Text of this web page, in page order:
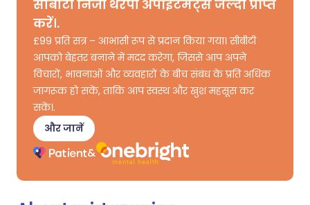
सीबीटी निजी थेरेपी अपॉइंटमेंट्स जल्दी प्राप्त
करें।.
£99 प्रति सत्र – आभासी रूप से प्रदान किया गया। सीबीटी
आपको बेहतर बनाने में मदद करेगा, जिससे आप अपने
विचारों, भावनाओं और व्यवहारों के बीच संबंध के प्रति अधिक
जागरूक हो सकें, ताकि आप स्वस्थ और खुश महसूस कर
सकें।.
और जानें